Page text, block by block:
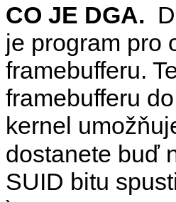
CO JE DGA.
je program pro
framebufferu.
framebufferu
kernel
dostanete buď
SUID bitu